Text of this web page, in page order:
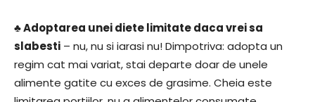
♣ Adoptarea unei diete limitate daca vrei sa
slabesti – nu, nu si iarasi nu! Dimpotriva: adopta un
regim cat mai variat, stai departe doar de unele
alimente gatite cu exces de grasime. Cheia este